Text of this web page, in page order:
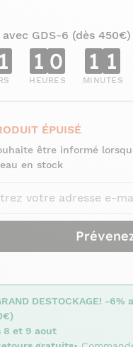
GDS-6 (dès 450€)
1 1 0
HEURES
1 1
MINUTES
ÉPUISÉ
être informé
en stock
DESTOCKAGE! -
8 et 9 aout